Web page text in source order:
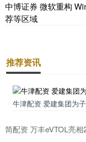
中博证券 微软重构
荐等区域
推荐资讯
牛津配资 爱建集团为
简配资 万丰eVTOL亮